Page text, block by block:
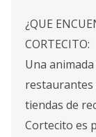
¿QUE
CORTECITO:
Una
restaurantes
tiendas de
Cortecito es